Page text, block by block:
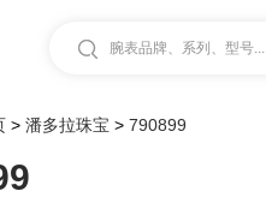
腕表品牌、系列、型号...
> 潘多拉珠宝 > 790899